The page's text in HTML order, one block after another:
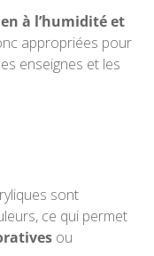
à l’humidité et
appropriées pour
enseignes et les
sont
ce qui permet
ou